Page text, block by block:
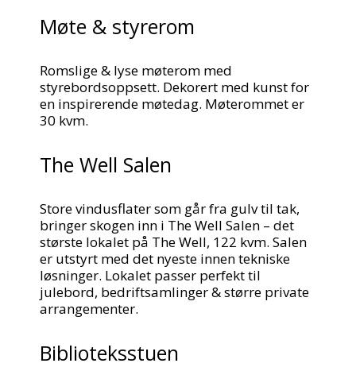
Møte & styrerom
Romslige & lyse møterom med
styrebordsoppsett. Dekorert med kunst for
en inspirerende møtedag. Møterommet er
30 kvm.
The Well Salen
Store vindusflater som går fra gulv til tak,
bringer skogen inn i The Well Salen – det
største lokalet på The Well, 122 kvm. Salen
er utstyrt med det nyeste innen tekniske
løsninger. Lokalet passer perfekt til
julebord, bedriftsamlinger & større private
arrangementer.
Biblioteksstuen